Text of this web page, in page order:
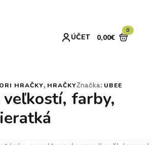
ÚČET 0,00€
0
HRAČKY, HRAČKYZnačka: UBEE
veľkostí, farby,